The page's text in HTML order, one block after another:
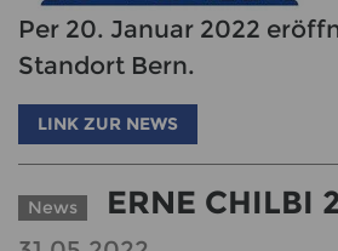
Per 20. Januar 2022
Standort Bern.
LINK ZUR NEWS
News ERNE CHILBI